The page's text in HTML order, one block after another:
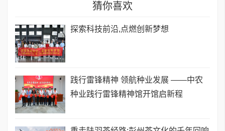
猜你喜欢
探索科技前沿,点燃创新梦想
践行雷锋精神 领航种业发展 ——中农
种业践行雷锋精神馆开馆启新程